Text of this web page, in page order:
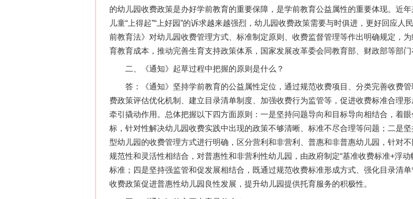
的幼儿园收费政策是办好学前教育的重要保障，是学前教育公益属性的重要体现。近
儿童“上得起”“上好园”的诉求越来越强烈，幼儿园收费政策需要与时俱进，更好回应
前教育法》对幼儿园收费管理方式、标准制定原则、收费监督管理等作出明确规定，
育教育成本，推动完善生育支持政策体系，国家发展改革委会同教育部、财政部等部
二、《通知》起草过程中把握的原则是什么？
答：《通知》坚持学前教育的公益属性定位，通过规范收费项目、分类完善收费管
费政策评估优化机制、建立目录清单制度、加强收费行为监管等，促进收费标准合理
牵引撬动作用。总体把握以下四方面原则：一是坚持问题导向和目标导向相结合，着
标，针对性解决幼儿园收费实践中出现的政策不够清晰、标准不尽合理等问题；二是
型幼儿园的收费管理方式进行明确，区分营利和非营利、普惠和非普惠幼儿园，针对
规范性和灵活性相结合，对普惠性和非营利性幼儿园，由政府制定“基准收费标准+浮
标准；四是坚持强监管和促发展相结合，既通过规范收费标准形成方式、强化目录清
收费政策促进普惠性幼儿园良性发展，提升幼儿园提供托育服务的积极性。